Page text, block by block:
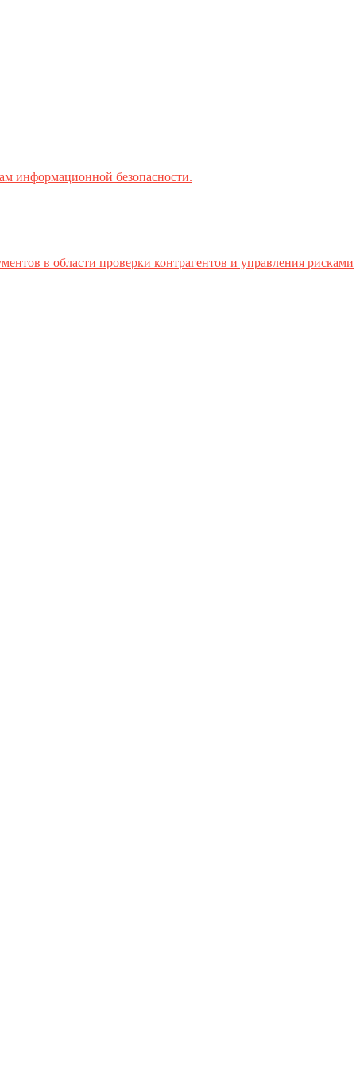
информационной безопасности.
в области проверки контрагентов и управления рисками